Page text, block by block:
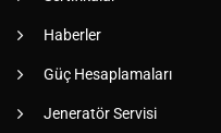
Haberler
Güç Hesaplamaları
Jeneratör Servisi